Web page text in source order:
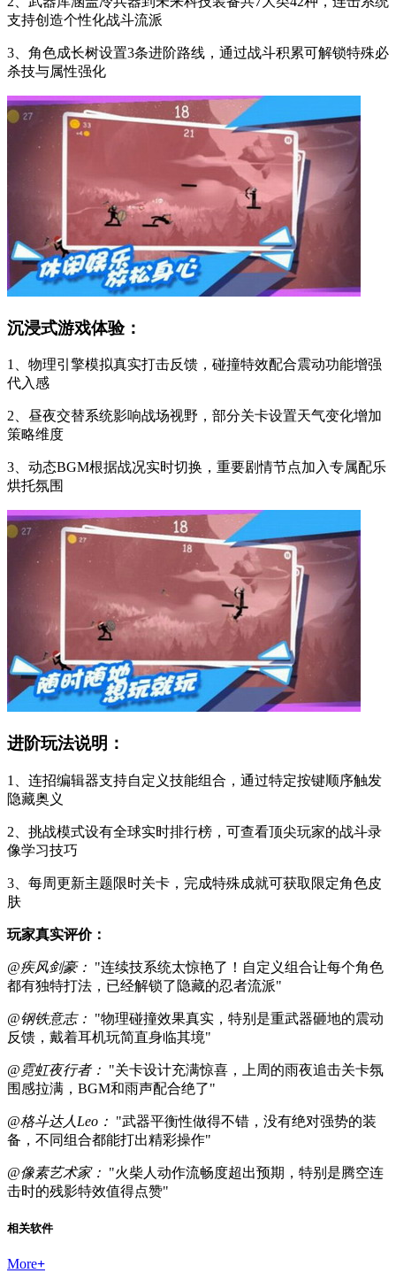
支持创造个性化战斗流派
3、角色成长树设置3条进阶路线，通过战斗积累可解锁特殊必
杀技与属性强化
沉浸式游戏体验：
1、物理引擎模拟真实打击反馈，碰撞特效配合震动功能增强
代入感
2、昼夜交替系统影响战场视野，部分关卡设置天气变化增加
策略维度
3、动态BGM根据战况实时切换，重要剧情节点加入专属配乐
烘托氛围
进阶玩法说明：
1、连招编辑器支持自定义技能组合，通过特定按键顺序触发
隐藏奥义
2、挑战模式设有全球实时排行榜，可查看顶尖玩家的战斗录
像学习技巧
3、每周更新主题限时关卡，完成特殊成就可获取限定角色皮
肤
玩家真实评价：
@疾风剑豪： "连续技系统太惊艳了！自定义组合让每个角色
都有独特打法，已经解锁了隐藏的忍者流派"
@钢铁意志： "物理碰撞效果真实，特别是重武器砸地的震动
反馈，戴着耳机玩简直身临其境"
@霓虹夜行者： "关卡设计充满惊喜，上周的雨夜追击关卡氛
围感拉满，BGM和雨声配合绝了"
@格斗达人Leo： "武器平衡性做得不错，没有绝对强势的装
备，不同组合都能打出精彩操作"
@像素艺术家： "火柴人动作流畅度超出预期，特别是腾空连
击时的残影特效值得点赞"
相关软件
More+